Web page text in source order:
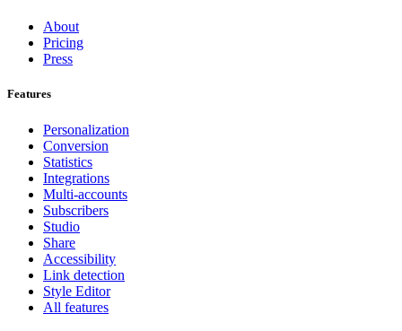
About
Pricing
Press
Features
Personalization
Conversion
Statistics
Integrations
Multi-accounts
Subscribers
Studio
Share
Accessibility
Link detection
Style Editor
All features